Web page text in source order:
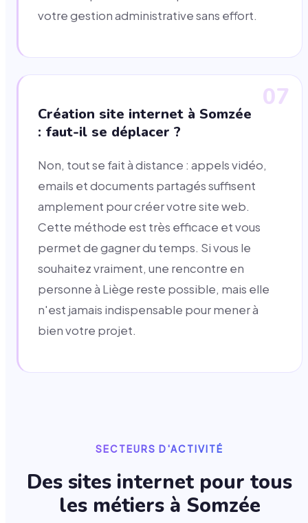
votre gestion administrative sans effort.
07
Création site internet à Somzée
: faut-il se déplacer ?
Non, tout se fait à distance : appels vidéo,
emails et documents partagés suffisent
amplement pour créer votre site web.
Cette méthode est très efficace et vous
permet de gagner du temps. Si vous le
souhaitez vraiment, une rencontre en
personne à Liège reste possible, mais elle
n'est jamais indispensable pour mener à
bien votre projet.
SECTEURS D'ACTIVITÉ
Des sites internet pour tous
les métiers à Somzée